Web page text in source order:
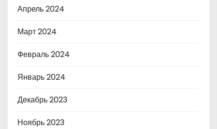
Апрель 2024
Март 2024
Февраль 2024
Январь 2024
Декабрь 2023
Ноябрь 2023